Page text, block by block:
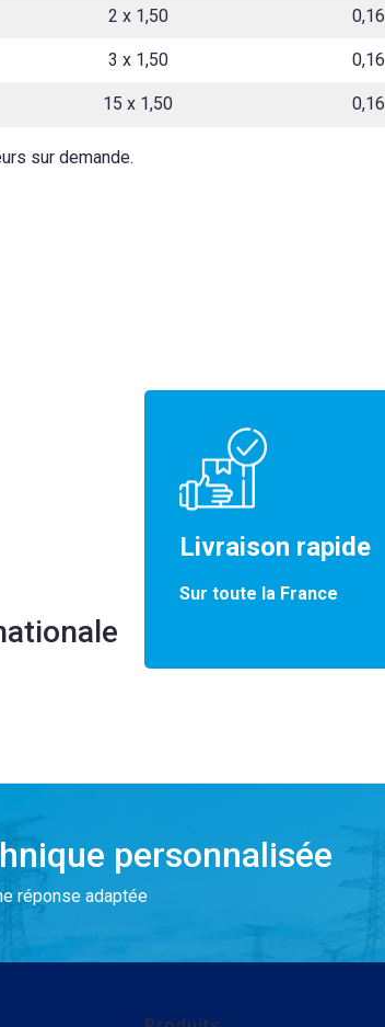
2 x 1,50 0,16
3 x 1,50 0,16
15 x 1,50 0,16
sur demande.
Livraison rapide
Sur toute la France
personnalisée
réponse adaptée